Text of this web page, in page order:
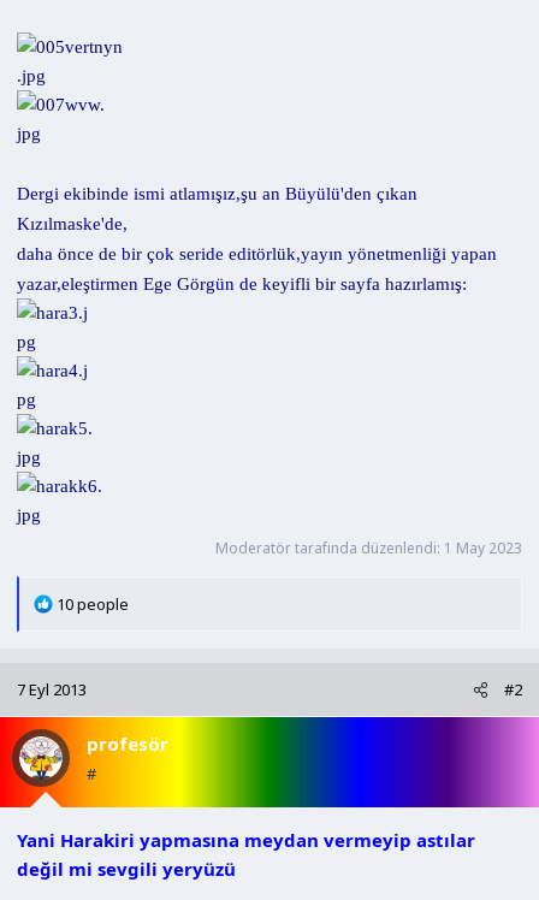
Dergi ekibinde ismi atlamışız,şu an Büyülü'den çıkan
Kızılmaske'de,
daha önce de bir çok seride editörlük,yayın yönetmenliği yapan
yazar,eleştirmen Ege Görgün de keyifli bir sayfa hazırlamış:
Moderatör tarafında düzenlendi: 1 May 2023
T
i
l
e
r
10 people
7 Eyl 2013 #2
profesör
#
Yani Harakiri yapmasına meydan vermeyip astılar
değil mi sevgili yeryüzü